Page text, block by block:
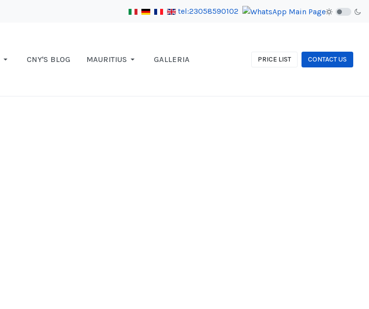
tel:23058590102
CNY'S BLOG MAURITIUS GALLERIA PRICE LIST CONTACT US